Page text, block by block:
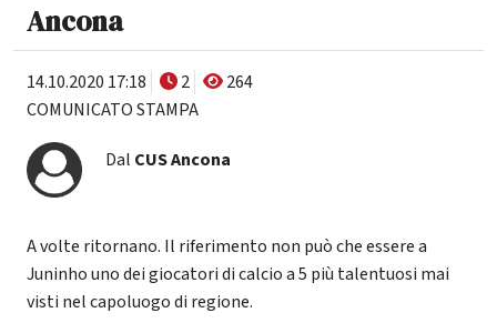
Ancona
14.10.2020 17:18 2
264
COMUNICATO STAMPA
Dal CUS Ancona
A volte ritornano. Il riferimento non può che essere a
Juninho uno dei giocatori di calcio a 5 più talentuosi mai
visti nel capoluogo di regione.